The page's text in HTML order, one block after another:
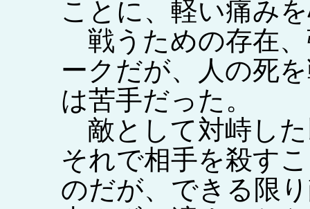
ことに、軽い痛み
戦うための存在
ークだが、人の死
は苦手だった。
敵として対峙し
それで相手を殺す
のだが、できる限